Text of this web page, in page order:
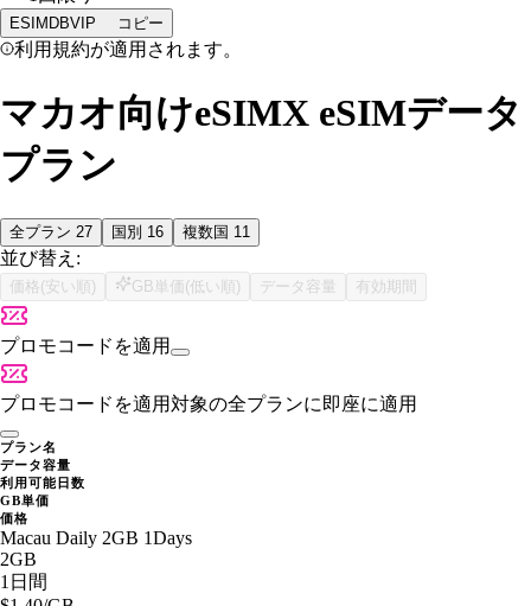
ESIMDBVIP コピー
利用規約が適用されます。
マカオ向けeSIMX eSIMデータ
プラン
全プラン 27 国別 16 複数国 11
並び替え:
価格(安い順) GB単価(低い順) データ容量 有効期間
プロモコードを適用
プロモコードを適用対象の全プランに即座に適用
プラン名
データ容量
利用可能日数
GB単価
価格
Macau Daily 2GB 1Days
2GB
1日間